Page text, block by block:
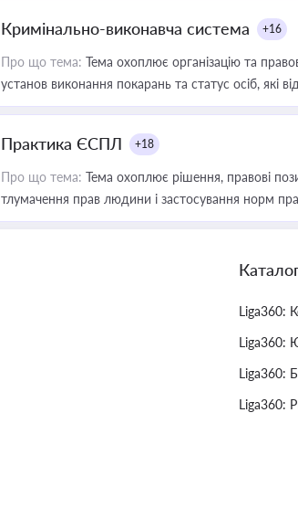
Кримінально-виконавча система +16
Про що тема: Тема охоплює організацію та
установ виконання покарань та статус осіб, які
Практика ЄСПЛ +18
Про що тема: Тема охоплює рішення, правові
тлумачення прав людини і застосування норм
Liga360:
Liga360:
Liga360:
Liga360: